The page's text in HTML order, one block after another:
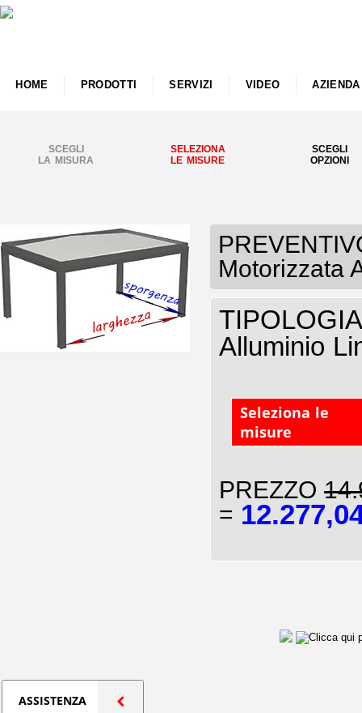
HOME PRODOTTI SERVIZI VIDEO AZIENDA
SCEGLI
LA MISURA
SELEZIONA
LE MISURE
SCEGLI
OPZIONI
Motorizzata
Alluminio
Seleziona le
misure
PREZZO
=
ASSISTENZA